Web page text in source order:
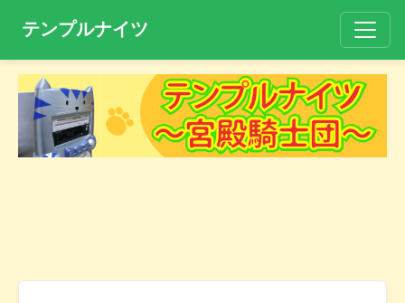
テンプルナイツ